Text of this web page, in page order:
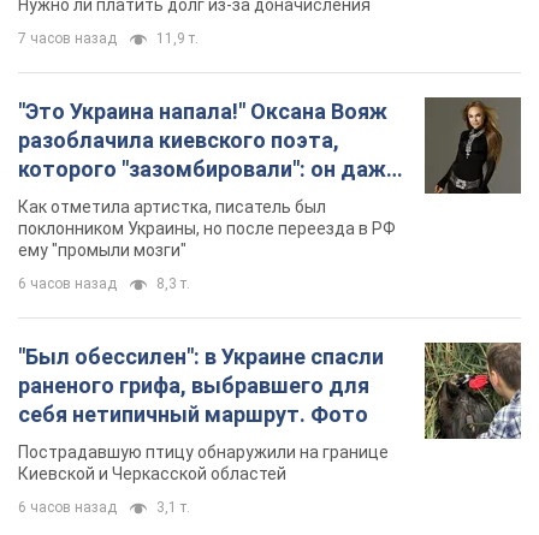
ему "промыли мозги"
6 часов назад 8,3 т.
"Был обессилен": в Украине спасли
раненого грифа, выбравшего для
себя нетипичный маршрут. Фото
Пострадавшую птицу обнаружили на границе
Киевской и Черкасской областей